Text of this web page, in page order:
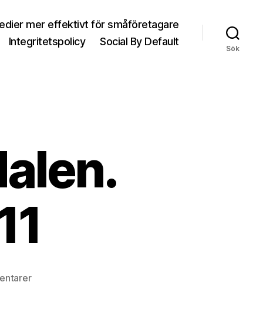
mer effektivt för småföretagare
Integritetspolicy
Social By Default
Sök